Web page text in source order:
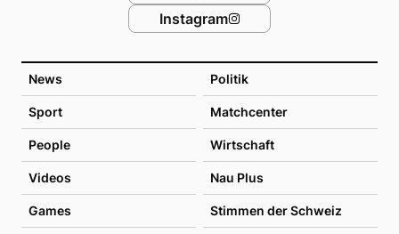
News Politik
Sport Matchcenter
People Wirtschaft
Videos Nau Plus
Games Stimmen der Schweiz
Instagram